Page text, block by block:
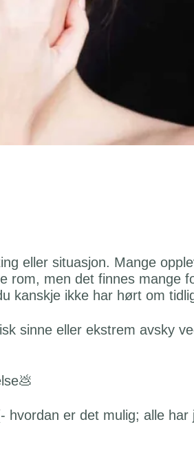
eller situasjon. Mange
rom, men det finnes mange
kanskje ikke har hørt om
sinne eller ekstrem avsky
hvordan er det mulig; alle har